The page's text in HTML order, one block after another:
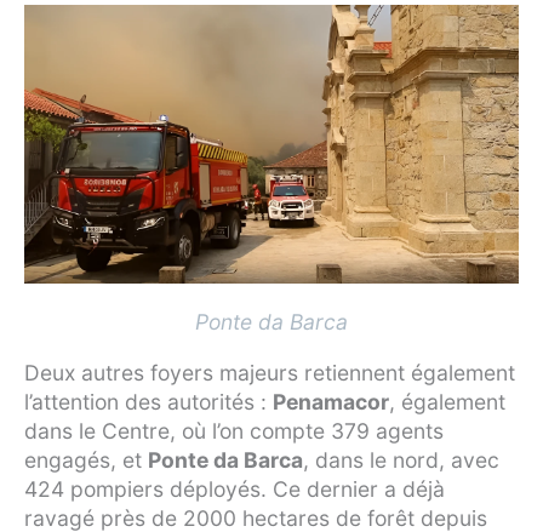
Ponte da Barca
Deux autres foyers majeurs retiennent également
l’attention des autorités : Penamacor, également
dans le Centre, où l’on compte 379 agents
engagés, et Ponte da Barca, dans le nord, avec
424 pompiers déployés. Ce dernier a déjà
ravagé près de 2000 hectares de forêt depuis